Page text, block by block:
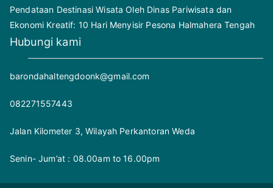
Pendataan Destinasi Wisata Oleh Dinas Pariwisata dan
Ekonomi Kreatif: 10 Hari Menyisir Pesona Halmahera Tengah
Hubungi kami
barondahaltengdoonk@gmail.com
082271557443
Jalan Kilometer 3, Wilayah Perkantoran Weda
Senin- Jum’at : 08.00am to 16.00pm